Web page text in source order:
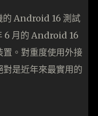
的 Android 16 測試
6 月的 Android 16
。對重度使用外接
是近年來最實用的